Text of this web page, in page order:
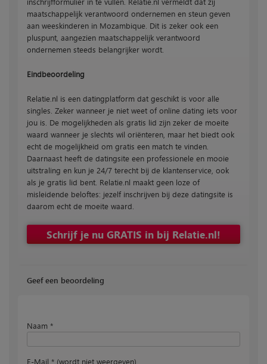
maatschappelijk verantwoord ondernemen en steun geven
aan weeskinderen in Mozambique. Dit is zeker ook een
pluspunt, aangezien maatschappelijk verantwoord
ondernemen steeds belangrijker wordt.
Eindbeoordeling
Relatie.nl is een datingplatform dat geschikt is voor alle
singles. Zeker wanneer je niet weet of online dating iets voor
jou is. De mogelijkheden als gratis lid zijn zeker de moeite
waard wanneer je slechts wil oriënteren, maar het biedt ook
echt de mogelijkheid om gratis een match te vinden.
Daarnaast heeft de datingsite een professionele en mooie
uitstraling en kun je 24/7 terecht bij de klantenservice, ook
als je gratis lid bent. Relatie.nl maakt geen loze of
misleidende beloftes: jezelf inschrijven bij deze datingsite is
daarom echt de moeite waard.
Schrijf je nu GRATIS in bij Relatie.nl!
Geef een beoordeling
Naam *
E-Mail * (wordt niet weergeven)